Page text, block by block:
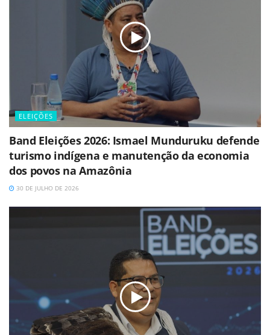
ELEIÇÕES
Band Eleições 2026: Ismael Munduruku defende
turismo indígena e manutenção da economia
dos povos na Amazônia
30 DE JULHO DE 2026